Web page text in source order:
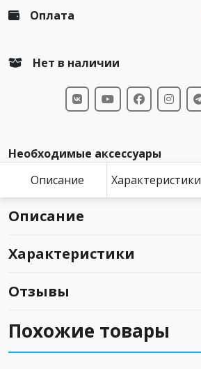
Оплата
Нет в наличии
Необходимые аксессуары
Описание
Характеристики
Описание
Характеристики
Отзывы
Похожие товары